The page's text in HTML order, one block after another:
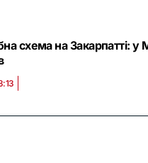
схема на Закарпатті: у